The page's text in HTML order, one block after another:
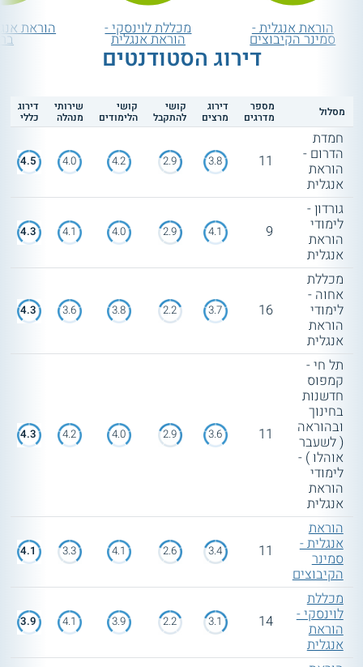
הוראת אנגלית -
סמינר הקיבוצים
מכללת לוינסקי -
הוראת אנגלית
הוראת
דירוג הסטודנטים
מסלול מספר
מדרגים
דירוג
מרצים
קושי
להתקבל
קושי
הלימודים
שירותי
מנהלה
דירוג
כללי
חמדת
הדרום -
הוראת
אנגלית
11
3.8
2.9
4.2
4.0
4.5
גורדון -
לימודי
הוראת
אנגלית
9
4.1
2.9
4.0
4.1
4.3
מכללת
אחוה -
לימודי
הוראת
אנגלית
16
3.7
2.2
3.8
3.6
4.3
תל חי -
קמפוס
חדשנות
בחינוך
ובהוראה
( לשעבר
אוהלו ) -
לימודי
הוראת
אנגלית
11
3.6
2.9
4.0
4.2
4.3
הוראת
אנגלית -
סמינר
הקיבוצים
11
3.4
2.6
4.1
3.3
4.1
מכללת
לוינסקי -
הוראת
אנגלית
14
3.1
2.2
3.9
4.1
3.9